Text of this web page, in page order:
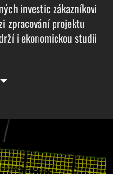
investic zákazníkovi
zpracování projektu
i ekonomickou studii